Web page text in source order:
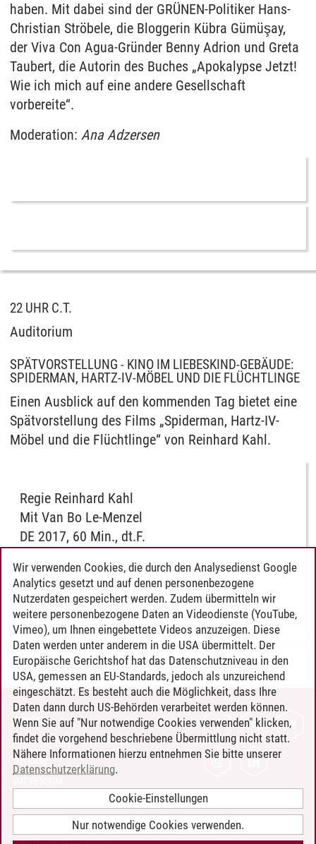
haben. Mit dabei sind der GRÜNEN-Politiker Hans-
Christian Ströbele, die Bloggerin Kübra Gümüşay,
der Viva Con Agua-Gründer Benny Adrion und Greta
Taubert, die Autorin des Buches „Apokalypse Jetzt!
Wie ich mich auf eine andere Gesellschaft
vorbereite“.
Moderation: Ana Adzersen
22 UHR C.T.
Auditorium
SPÄTVORSTELLUNG - KINO IM LIEBESKIND-GEBÄUDE:
SPIDERMAN, HARTZ-IV-MÖBEL UND DIE FLÜCHTLINGE
Einen Ausblick auf den kommenden Tag bietet eine
Spätvorstellung des Films „Spiderman, Hartz-IV-
Möbel und die Flüchtlinge“ von Reinhard Kahl.
Regie Reinhard Kahl
Mit Van Bo Le-Menzel
DE 2017, 60 Min., dt.F.
In Kooperation mit dem Archiv
der Zukunft
Rasmus Schmahl/30.06.2024
KONTAKT
LEUPHANA ALS ARBEITGEBER
INTRANET
BARRIEREFREIHEIT
Wir verwenden Cookies, die durch den Analysedienst Google
Analytics gesetzt und auf denen personenbezogene
Nutzerdaten gespeichert werden. Zudem übermitteln wir
weitere personenbezogene Daten an Videodienste (YouTube,
Vimeo), um Ihnen eingebettete Videos anzuzeigen. Diese
Daten werden unter anderem in die USA übermittelt. Der
Europäische Gerichtshof hat das Datenschutzniveau in den
USA, gemessen an EU-Standards, jedoch als unzureichend
eingeschätzt. Es besteht auch die Möglichkeit, dass Ihre
Daten dann durch US-Behörden verarbeitet werden können.
Wenn Sie auf "Nur notwendige Cookies verwenden" klicken,
findet die vorgehend beschriebene Übermittlung nicht statt.
Nähere Informationen hierzu entnehmen Sie bitte unserer
Datenschutzerklärung.
Cookie-Einstellungen
Nur notwendige Cookies verwenden.